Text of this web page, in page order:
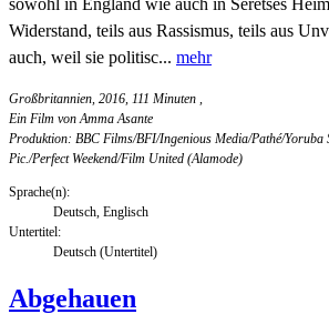
Widerstand, teils aus Rassismus, teils aus
auch, weil sie politisc... mehr
Großbritannien, 2016, 111 Minuten
Ein Film von Amma Asante
Produktion: BBC Films/BFI/Ingenious Media/Pathé/
Pic./Perfect Weekend/Film United (Alamode)
Sprache(n):
Deutsch, Englisch
Untertitel:
Deutsch (Untertitel)
Abgehauen